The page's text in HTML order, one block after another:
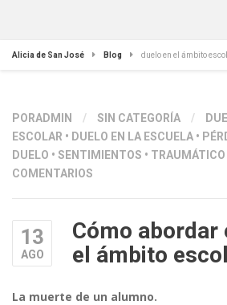
Alicia de San José Blog duelo en el ámbito
PORADMIN / SIN CATEGORÍA /
ESCOLAR • DUELO EN LA ESCUELA •
DUELO • SENTIMIENTOS • TRAUMÁTICO
COMENTARIOS
13
AGO
Cómo abordar
el ámbito
La muerte de un alumno.